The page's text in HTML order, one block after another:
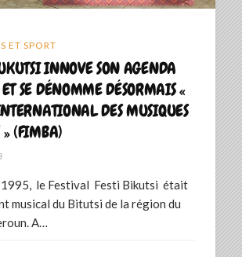
ET SPORT
INNOVE SON AGENDA
SE DÉNOMME DÉSORMAIS «
DES MUSIQUES
» (FIMBA)
1995, le Festival Festi Bikutsi était
musical du Bitutsi de la région du
A…